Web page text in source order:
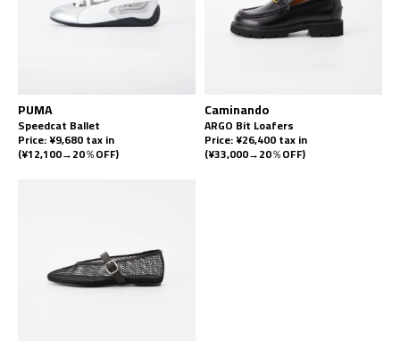
PUMA
Speedcat Ballet
Price: ¥9,680 tax in
(¥12,100→20％OFF)
Caminando
ARGO Bit Loafers
Price: ¥26,400 tax in
(¥33,000→20％OFF)